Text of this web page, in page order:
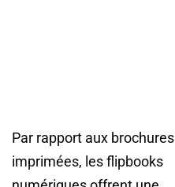
Par rapport aux brochures
imprimées, les flipbooks